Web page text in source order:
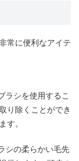
常に便利なアイテ
ラシを使用するこ
り除くことができ
す。
シの柔らかい毛先